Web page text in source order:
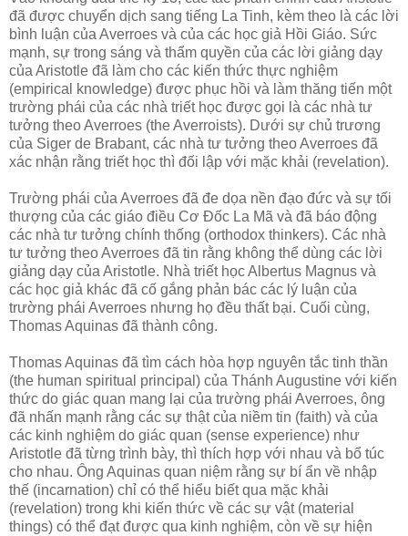
đã được chuyển dịch sang tiếng La Tinh, kèm theo là các lời
bình luận của Averroes và của các học giả Hồi Giáo. Sức
mạnh, sự trong sáng và thẩm quyền của các lời giảng dạy
của Aristotle đã làm cho các kiến thức thực nghiệm
(empirical knowledge) được phục hồi và làm thăng tiến một
trường phái của các nhà triết học được gọi là các nhà tư
tưởng theo Averroes (the Averroists). Dưới sự chủ trương
của Siger de Brabant, các nhà tư tưởng theo Averroes đã
xác nhận rằng triết học thì đối lập với mặc khải (revelation).
Trường phái của Averroes đã đe dọa nền đạo đức và sự tối
thượng của các giáo điều Cơ Đốc La Mã và đã báo động
các nhà tư tưởng chính thống (orthodox thinkers). Các nhà
tư tưởng theo Averroes đã tin rằng không thể dùng các lời
giảng dạy của Aristotle. Nhà triết học Albertus Magnus và
các học giả khác đã cố gắng phản bác các lý luận của
trường phái Averroes nhưng họ đều thất bại. Cuối cùng,
Thomas Aquinas đã thành công.
Thomas Aquinas đã tìm cách hòa hợp nguyên tắc tinh thần
(the human spiritual principal) của Thánh Augustine với kiến
thức do giác quan mang lại của trường phái Averroes, ông
đã nhấn mạnh rằng các sự thật của niềm tin (faith) và của
các kinh nghiệm do giác quan (sense experience) như
Aristotle đã từng trình bày, thì thích hợp với nhau và bổ túc
cho nhau. Ông Aquinas quan niệm rằng sự bí ẩn về nhập
thế (incarnation) chỉ có thể hiểu biết qua mặc khải
(revelation) trong khi kiến thức về các sự vật (material
things) có thể đạt được qua kinh nghiệm, còn về sự hiện